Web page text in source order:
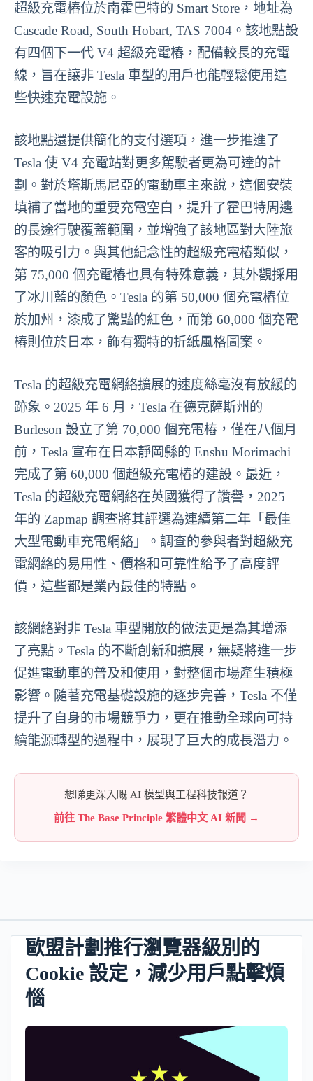
超級充電樁位於南霍巴特的 Smart Store，地址為
Cascade Road, South Hobart, TAS 7004。該地點設
有四個下一代 V4 超級充電樁，配備較長的充電
線，旨在讓非 Tesla 車型的用戶也能輕鬆使用這
些快速充電設施。
該地點還提供簡化的支付選項，進一步推進了
Tesla 使 V4 充電站對更多駕駛者更為可達的計
劃。對於塔斯馬尼亞的電動車主來說，這個安裝
填補了當地的重要充電空白，提升了霍巴特周邊
的長途行駛覆蓋範圍，並增強了該地區對大陸旅
客的吸引力。與其他紀念性的超級充電樁類似，
第 75,000 個充電樁也具有特殊意義，其外觀採用
了冰川藍的顏色。Tesla 的第 50,000 個充電樁位
於加州，漆成了驚豔的紅色，而第 60,000 個充電
樁則位於日本，飾有獨特的折紙風格圖案。
Tesla 的超級充電網絡擴展的速度絲毫沒有放緩的
跡象。2025 年 6 月，Tesla 在德克薩斯州的
Burleson 設立了第 70,000 個充電樁，僅在八個月
前，Tesla 宣布在日本靜岡縣的 Enshu Morimachi
完成了第 60,000 個超級充電樁的建設。最近，
Tesla 的超級充電網絡在英國獲得了讚譽，2025
年的 Zapmap 調查將其評選為連續第二年「最佳
大型電動車充電網絡」。調查的參與者對超級充
電網絡的易用性、價格和可靠性給予了高度評
價，這些都是業內最佳的特點。
該網絡對非 Tesla 車型開放的做法更是為其增添
了亮點。Tesla 的不斷創新和擴展，無疑將進一步
促進電動車的普及和使用，對整個市場產生積極
影響。隨著充電基礎設施的逐步完善，Tesla 不僅
提升了自身的市場競爭力，更在推動全球向可持
續能源轉型的過程中，展現了巨大的成長潛力。
想睇更深入嘅 AI 模型與工程科技報道？
前往 The Base Principle 繁體中文 AI 新聞 →
歐盟計劃推行瀏覽器級別的
Cookie 設定，減少用戶點擊煩
惱